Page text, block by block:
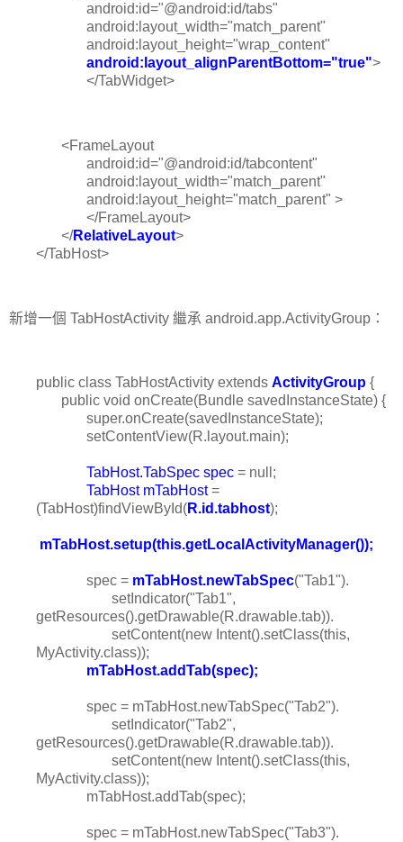
android:id="@android:id/tabs"
android:layout_width="match_parent"
android:layout_height="wrap_content"
android:layout_alignParentBottom="true">
</TabWidget>
<FrameLayout
android:id="@android:id/tabcontent"
android:layout_width="match_parent"
android:layout_height="match_parent" >
</FrameLayout>
</RelativeLayout>
</TabHost>
新增一個 TabHostActivity 繼承 android.app.ActivityGroup：
public class TabHostActivity extends ActivityGroup {
public void onCreate(Bundle savedInstanceState) {
super.onCreate(savedInstanceState);
setContentView(R.layout.main);
TabHost.TabSpec spec = null;
TabHost mTabHost=
(TabHost)findViewById(R.id.tabhost);
mTabHost.setup(this.getLocalActivityManager());
spec = mTabHost.newTabSpec("Tab1").
setIndicator("Tab1",
getResources().getDrawable(R.drawable.tab)).
setContent(new Intent().setClass(this,
MyActivity.class));
mTabHost.addTab(spec);
spec = mTabHost.newTabSpec("Tab2").
setIndicator("Tab2",
getResources().getDrawable(R.drawable.tab)).
setContent(new Intent().setClass(this,
MyActivity.class));
mTabHost.addTab(spec);
spec = mTabHost.newTabSpec("Tab3").